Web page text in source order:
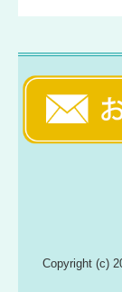
Copyright (c)